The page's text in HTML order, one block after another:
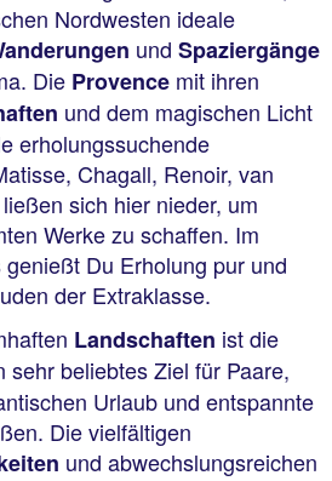
Nordwesten ideale
und Spaziergänge
Die Provence mit ihren
und dem magischen Licht
erholungssuchende
Chagall, Renoir, van
sich hier nieder, um
Werke zu schaffen. Im
Du Erholung pur und
der Extraklasse.
Landschaften ist die
sehr beliebtes Ziel für Paare,
Urlaub und entspannte
Die vielfältigen
und abwechslungsreichen